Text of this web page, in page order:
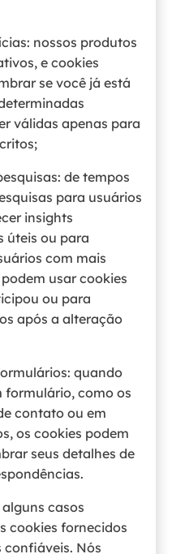
nossos produtos
e cookies
se você já está
válidas apenas para
de tempos
para usuários
insights
úteis ou para
com mais
usar cookies
ou para
após a alteração
quando
formulário, como os
contato ou em
os cookies podem
seus detalhes de
casos
cookies fornecidos
confiáveis. Nós